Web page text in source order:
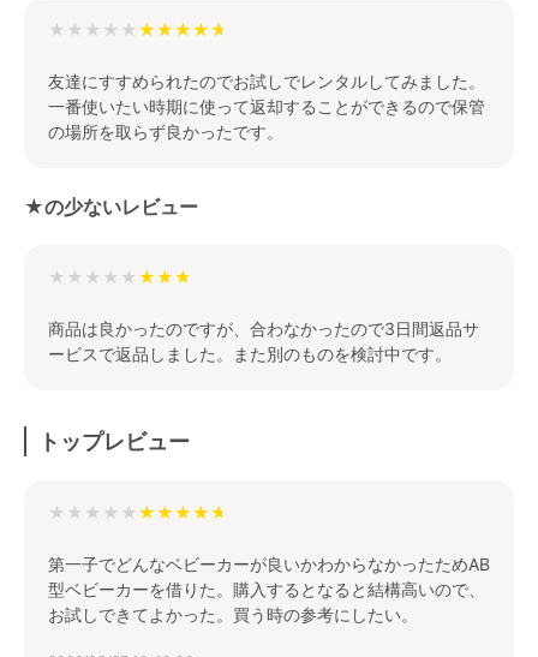
★★★★★
友達にすすめられたのでお試しでレンタルしてみました。
一番使いたい時期に使って返却することができるので保管
の場所を取らず良かったです。
★の少ないレビュー
★★★★★
商品は良かったのですが、合わなかったので3日間返品サ
ービスで返品しました。また別のものを検討中です。
トップレビュー
★★★★★
第一子でどんなベビーカーが良いかわからなかったためAB
型ベビーカーを借りた。購入するとなると結構高いので、
お試しできてよかった。買う時の参考にしたい。